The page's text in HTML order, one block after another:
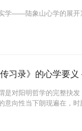
学——陆象山心学的展开
习录》的心学要
是对阳明哲学的完整抉
向性当下朗现遍在，